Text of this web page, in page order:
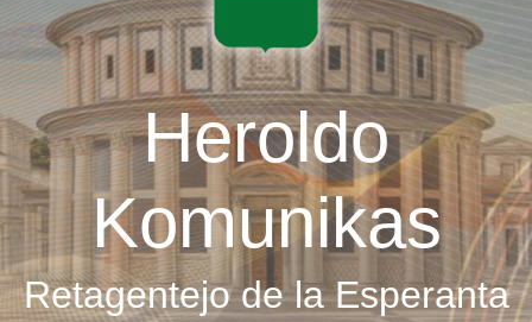
Heroldo
Komunikas
Retagentejo de la Esperanta